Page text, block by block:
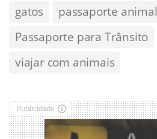
gatos
passaporte animal
Passaporte para Trânsito
viajar com animais
Publicidade